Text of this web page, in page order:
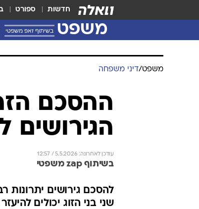
חדשות ספורט
משפט בשיתוף זאפ משפטי
משפט/דיני משפחה
ההסכם
הגירושים
עודכן לאחרונה: 5.5.2026 / 12:57
בשיתוף zap משפטי
להסכם גירושים
שני בני הזוג יכולים